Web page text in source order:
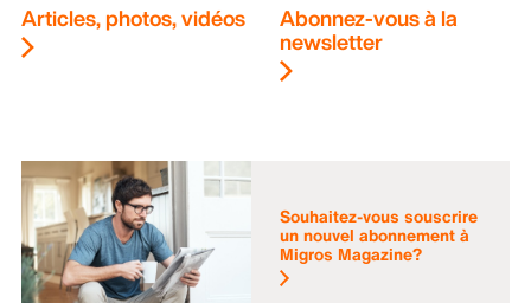
Articles, photos, vidéos Abonnez-vous à la
newsletter
Souhaitez-vous souscrire
un nouvel abonnement à
Migros Magazine?